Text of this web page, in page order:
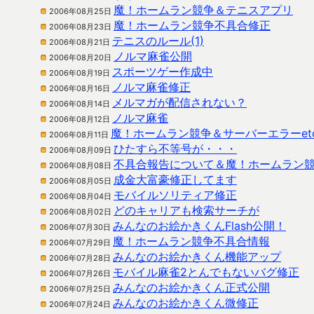
2006年08月25日 魔！ホームラン競争＆テニスアプリ
2006年08月23日 魔！ホームラン競争不具合修正
2006年08月21日 テニスのルール(1)
2006年08月20日 ノルマ麻雀公開
2006年08月19日 スポーツゲー作成中
2006年08月16日 ノルマ麻雀修正
2006年08月14日 メルマガが配信されない？
2006年08月12日 ノルマ麻雀
2006年08月11日 魔！ホームラン競争＆サーバーエラー
2006年08月09日 ひたすら不等号が・・・
2006年08月08日 不具合報告について＆魔！ホームラン
2006年08月05日 成金大富豪修正してます
2006年08月04日 モバイルソリティア修正
2006年08月02日 どのキャリアも検索サーチが
2006年07月30日 みんなのお絵かきくんFlash公開！
2006年07月29日 魔！ホームラン競争不具合情報
2006年07月28日 みんなのお絵かきくん機能アップ
2006年07月26日 モバイル麻雀2とんでもないバグ修正
2006年07月25日 みんなのお絵かきくん正式公開
2006年07月24日 みんなのお絵かきくん微修正